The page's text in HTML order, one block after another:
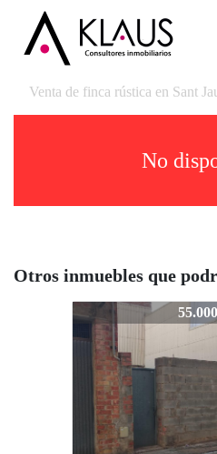
Venta de finca rústica en Sant
No
Otros inmuebles que
ARXIVAT10103A